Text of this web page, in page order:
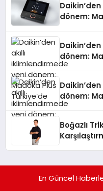
dönem:
dönem:
dönem:
Boğazlı
En Güncel